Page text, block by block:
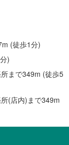
(徒歩1分)
)
まで349m (徒歩5
(店内)まで349m